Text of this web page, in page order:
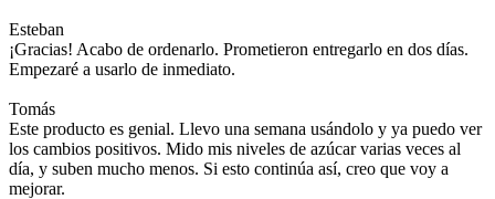
Esteban
¡Gracias! Acabo de ordenarlo. Prometieron entregarlo en dos días.
Empezaré a usarlo de inmediato.
Tomás
Este producto es genial. Llevo una semana usándolo y ya puedo ver
los cambios positivos. Mido mis niveles de azúcar varias veces al
día, y suben mucho menos. Si esto continúa así, creo que voy a
mejorar.